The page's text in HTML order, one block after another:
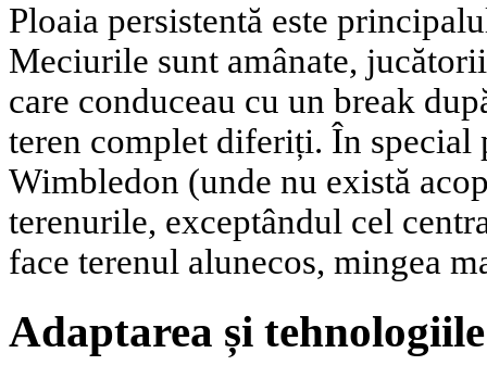
Ploaia persistentă este
Meciurile sunt amânate,
care conduceau cu un break
teren complet diferiți. În special
Wimbledon (unde nu există
terenurile, exceptândul cel
face terenul alunecos, mingea
Adaptarea și